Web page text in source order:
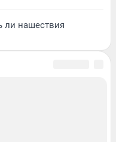
ли нашествия